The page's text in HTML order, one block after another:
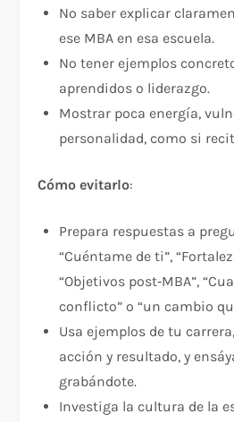
No saber explicar
ese MBA en esa escuela.
No tener ejemplos
aprendidos o liderazgo.
Mostrar poca energía,
personalidad, como si
Cómo evitarlo:
Prepara respuestas a
“Cuéntame de ti”,
“Objetivos post‑MBA”,
conflicto” o “un cambio
Usa ejemplos de tu
acción y resultado, y
grabándote.
Investiga la cultura de la